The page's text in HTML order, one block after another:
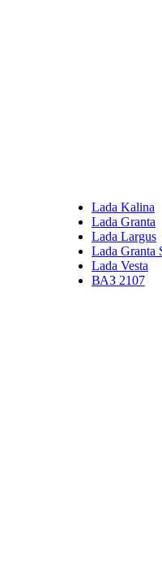
Lada Kalina
Lada Granta
Lada Largus
Lada Granta
Lada Vesta
ВАЗ 2107